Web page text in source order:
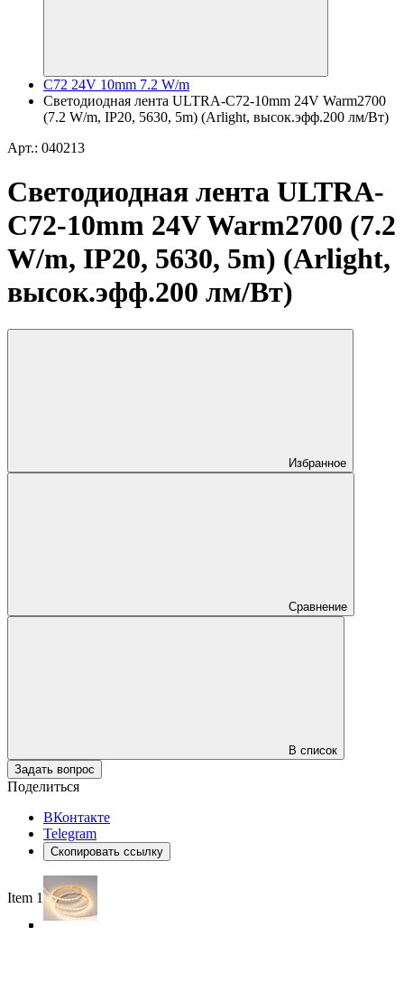
C72 24V 10mm 7.2 W/m
Светодиодная лента ULTRA-C72-10mm 24V Warm2700
(7.2 W/m, IP20, 5630, 5m) (Arlight, высок.эфф.200 лм/Вт)
Арт.: 040213
Светодиодная лента ULTRA-
C72-10mm 24V Warm2700 (7.2
W/m, IP20, 5630, 5m) (Arlight,
высок.эфф.200 лм/Вт)
Избранное
Сравнение
В список
Задать вопрос
Поделиться
ВКонтакте
Telegram
Скопировать ссылку
Item 1 of 5